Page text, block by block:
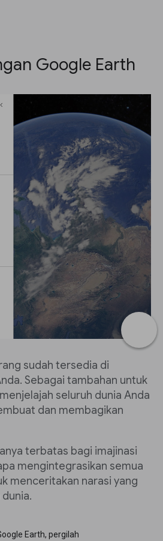
Google Earth
sudah tersedia di
Sebagai tambahan untuk
seluruh dunia Anda
dan membagikan
terbatas bagi imajinasi
mengintegrasikan semua
menceritakan narasi yang
Earth, pergilah